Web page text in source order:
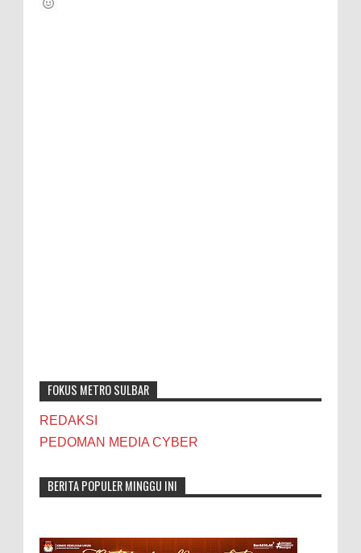
FOKUS METRO SULBAR
REDAKSI
PEDOMAN MEDIA CYBER
BERITA POPULER MINGGU INI